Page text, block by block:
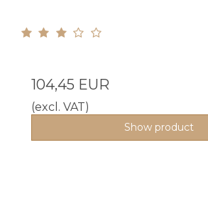
104,45 EUR
(excl. VAT)
Show product